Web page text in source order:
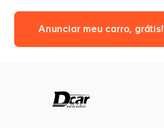
Anunciar meu carro, grátis!